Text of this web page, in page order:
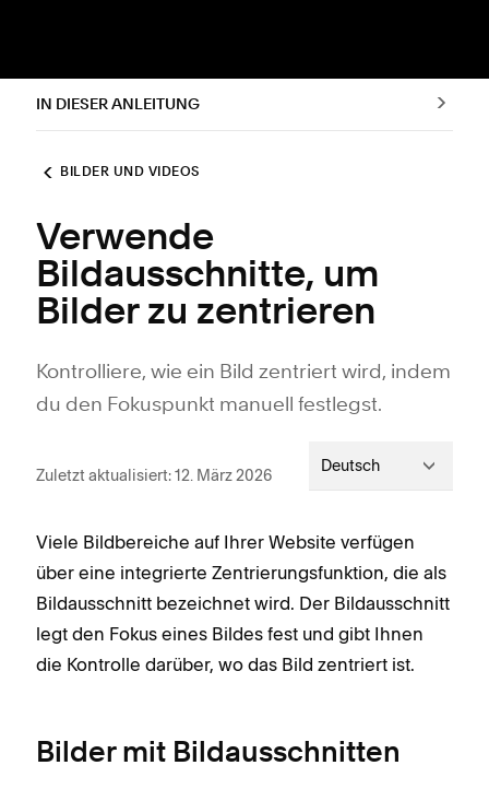
IN DIESER ANLEITUNG
BILDER UND VIDEOS
Verwende
Bildausschnitte, um
Bilder zu zentrieren
Kontrolliere, wie ein Bild zentriert wird, indem
du den Fokuspunkt manuell festlegst.
Zuletzt aktualisiert: 12. März 2026 Deutsch
Viele Bildbereiche auf Ihrer Website verfügen
über eine integrierte Zentrierungsfunktion, die als
Bildausschnitt bezeichnet wird. Der Bildausschnitt
legt den Fokus eines Bildes fest und gibt Ihnen
die Kontrolle darüber, wo das Bild zentriert ist.
Bilder mit Bildausschnitten